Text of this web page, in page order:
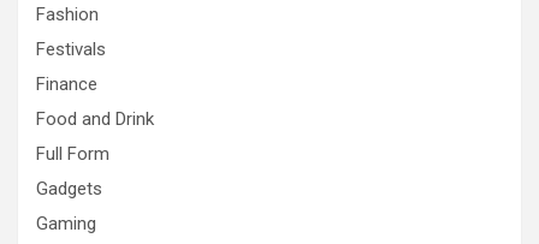
Fashion
Festivals
Finance
Food and Drink
Full Form
Gadgets
Gaming